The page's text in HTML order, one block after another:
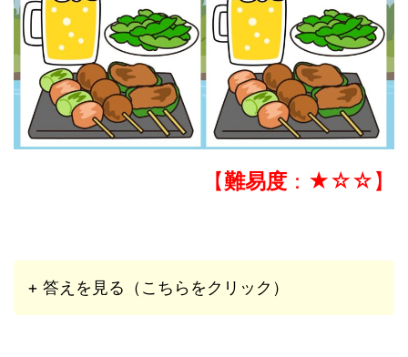
【難易度 ：★☆☆】
+ 答えを見る（こちらをクリック）